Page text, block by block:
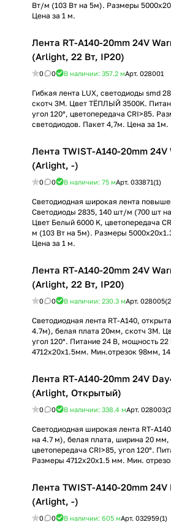
Вт/м (103 Вт на 5м). Размеры
Цена за 1 м.
Лента RT-A140-20mm 24V
(Arlight, 22 Вт, IP20)
0 0 В наличии: 357.2 мАрт. 028001
Гибкая лента LUX, светодиоды smd
скотч 3М. Цвет ТЁПЛЫЙ 3500K.
угол 120°, цветопередача CRI>85.
светодиодов. Пакет 4,7м. Цена за 1м.
Лента TWIST-A140-20mm
(Arlight, -)
0 0 В наличии: 75 мАрт. 033871(1)
Светодиодная широкая лента
Светодиоды 2835, 140 шт/м (700 шт
Цвет Белый 6000 K, цветопередача
м (103 Вт на 5м). Размеры
Цена за 1 м.
Лента RT-A140-20mm 24V
(Arlight, 22 Вт, IP20)
0 0 В наличии: 230.3 мАрт.
Светодиодная лента RT-A140,
4.7м), белая плата 20мм, скотч 3М.
угол 120°. Питание 24 В, мощность
4712х20x1.5мм. Мин.отрезок 98мм,
Лента RT-A140-20mm 24V
(Arlight, Открытый)
0 0 В наличии: 338.4 мАрт.
Светодиодная широкая лента RT-
на 4.7 м), белая плата, ширина 20
цветопередача CRI>85, угол 120°.
Размеры 4712x20x1.5 мм. Мин.
Лента TWIST-A140-20mm
(Arlight, -)
0 0 В наличии: 605 мАрт. 032959(1)